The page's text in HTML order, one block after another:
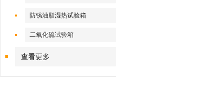
防锈油脂湿热试验箱
二氧化硫试验箱
查看更多